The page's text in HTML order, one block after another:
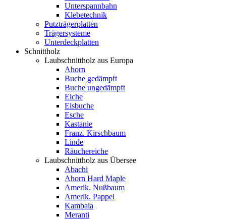
Unterspannbahn
Klebetechnik
Putzträgerplatten
Trägersysteme
Unterdeckplatten
Schnittholz
Laubschnittholz aus Europa
Ahorn
Buche gedämpft
Buche ungedämpft
Eiche
Eisbuche
Esche
Kastanie
Franz. Kirschbaum
Linde
Räuchereiche
Laubschnittholz aus Übersee
Abachi
Ahorn Hard Maple
Amerik. Nußbaum
Amerik. Pappel
Kambala
Meranti